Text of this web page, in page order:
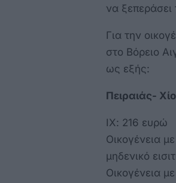
να
Για την
στο Βόρειο
ως εξής:
Πειραιάς-
ΙΧ: 216 ευρώ
Οικογένεια
μηδενικό
Οικογένεια